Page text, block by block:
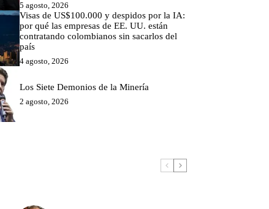
5 agosto, 2026
Visas de US$100.000 y despidos por la IA:
por qué las empresas de EE. UU. están
contratando colombianos sin sacarlos del
país
4 agosto, 2026
Los Siete Demonios de la Minería
2 agosto, 2026